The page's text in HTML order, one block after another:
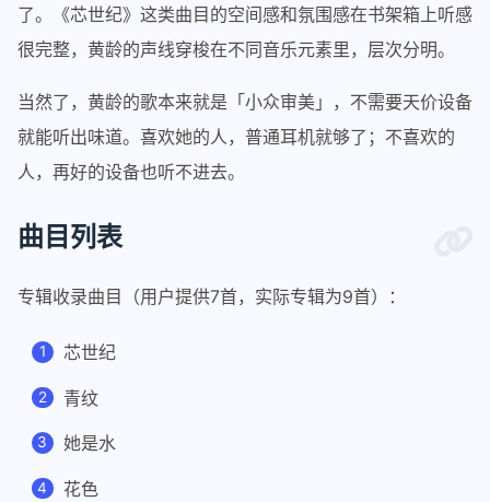
了。《芯世纪》这类曲目的空间感和氛围感在书架箱上听感
很完整，黄龄的声线穿梭在不同音乐元素里，层次分明。
当然了，黄龄的歌本来就是「小众审美」，不需要天价设备
就能听出味道。喜欢她的人，普通耳机就够了；不喜欢的
人，再好的设备也听不进去。
曲目列表
专辑收录曲目（用户提供7首，实际专辑为9首）：
芯世纪
青纹
她是水
花色